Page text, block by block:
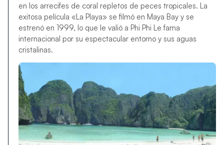
en los arrecifes de coral repletos de peces tropicales. La
exitosa película «La Playa» se filmó en Maya Bay y se
estrenó en 1999, lo que le valió a Phi Phi Le fama
internacional por su espectacular entorno y sus aguas
cristalinas.